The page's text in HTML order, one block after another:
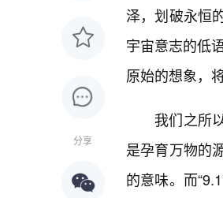
分享
泽，划破永恒
宇宙意志的低
原始的想象，
我们之所
是孕育万物的
的意味。而